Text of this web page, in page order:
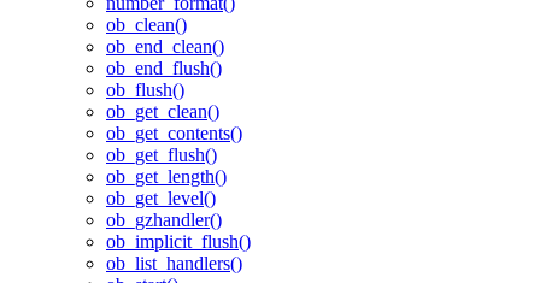
ob_clean()
ob_end_clean()
ob_end_flush()
ob_flush()
ob_get_clean()
ob_get_contents()
ob_get_flush()
ob_get_length()
ob_get_level()
ob_gzhandler()
ob_implicit_flush()
ob_list_handlers()